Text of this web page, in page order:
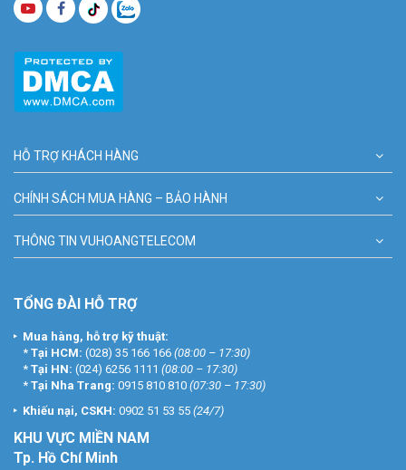
HỖ TRỢ KHÁCH HÀNG
CHÍNH SÁCH MUA HÀNG – BẢO HÀNH
THÔNG TIN VUHOANGTELECOM
TỔNG ĐÀI HỖ TRỢ
Mua hàng, hỗ trợ kỹ thuật:
* Tại HCM: (028) 35 166 166 (08:00 – 17:30)
* Tại HN: (024) 6256 1111 (08:00 – 17:30)
* Tại Nha Trang: 0915 810 810 (07:30 – 17:30)
Khiếu nại, CSKH: 0902 51 53 55 (24/7)
KHU VỰC MIỀN NAM
Tp. Hồ Chí Minh